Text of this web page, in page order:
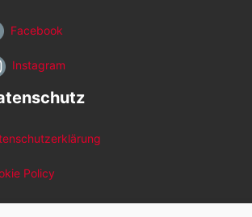
Facebook
Instagram
Policy